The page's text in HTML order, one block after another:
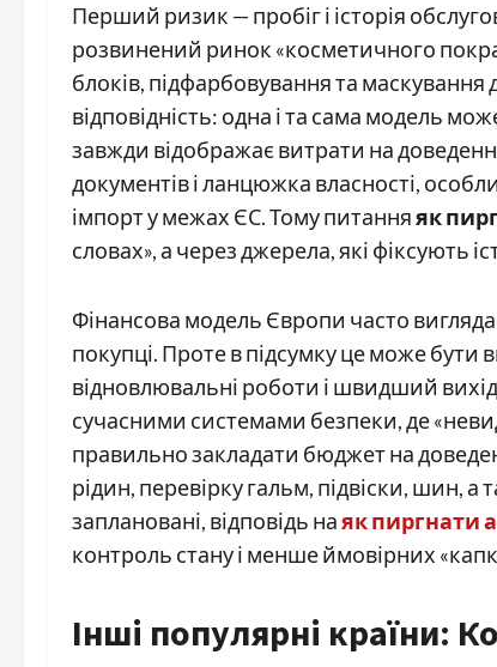
Перший ризик — пробіг і історія
розвинений ринок «косметичного
блоків, підфарбовування та
відповідність: одна і та сама модель
завжди відображає витрати на
документів і ланцюжка власності,
імпорт у межах ЄС. Тому питанняяк
словах», а через джерела, які фіксують
Фінансова модель Європи часто
покупці. Проте в підсумку це може бути
відновлювальні роботи і швидший
сучасними системами безпеки, де
правильно закладати бюджет на
рідин, перевірку гальм, підвіски, шин, а
заплановані, відповідь наяк пиргнати
контроль стану і менше ймовірних
Інші популярні країни: